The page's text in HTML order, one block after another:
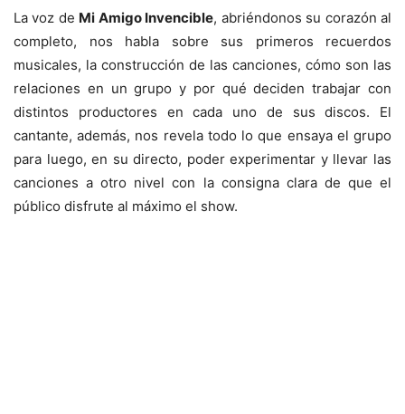
La voz de Mi Amigo Invencible, abriéndonos su corazón al
completo, nos habla sobre sus primeros recuerdos
musicales, la construcción de las canciones, cómo son las
relaciones en un grupo y por qué deciden trabajar con
distintos productores en cada uno de sus discos. El
cantante, además, nos revela todo lo que ensaya el grupo
para luego, en su directo, poder experimentar y llevar las
canciones a otro nivel con la consigna clara de que el
público disfrute al máximo el show.